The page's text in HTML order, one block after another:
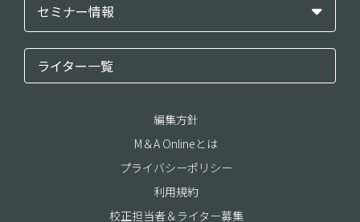
セミナー情報
ライター一覧
編集方針
M＆A Onlineとは
プライバシーポリシー
利用規約
校正担当者＆ライター募集